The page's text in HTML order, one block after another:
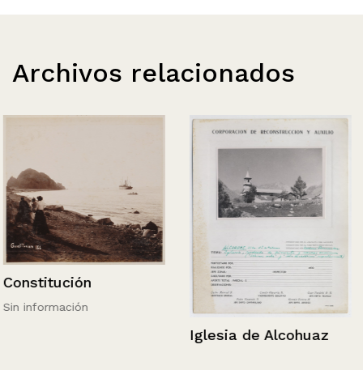
Archivos relacionados
Constitución
Sin información
Iglesia de Alcohuaz